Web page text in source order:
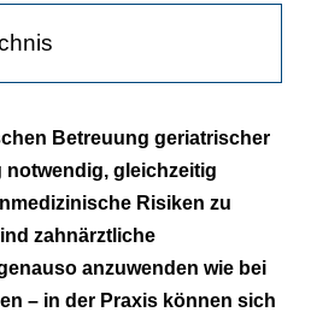
Betreuung geriatrischer
notwendig, gleichzeitig
Risiken zu
zahnärztliche
anzuwenden wie bei
– in der Praxis können sich